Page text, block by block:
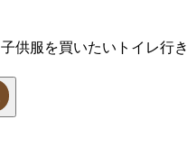
子供服を買いたい トイレ行き